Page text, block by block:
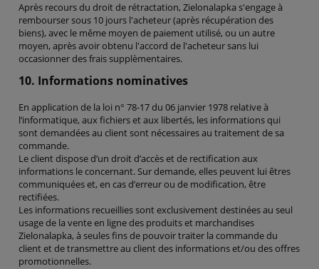
Après recours du droit de rétractation, Zielonalapka s'engage à
rembourser sous 10 jours l'acheteur (après récupération des
biens), avec le même moyen de paiement utilisé, ou un autre
moyen, après avoir obtenu l'accord de l'acheteur sans lui
occasionner des frais supplèmentaires.
10. Informations nominatives
En application de la loi n° 78-17 du 06 janvier 1978 relative à
l’informatique, aux fichiers et aux libertés, les informations qui
sont demandées au client sont nécessaires au traitement de sa
commande.
Le client dispose d’un droit d’accès et de rectification aux
informations le concernant. Sur demande, elles peuvent lui êtres
communiquées et, en cas d’erreur ou de modification, être
rectifiées.
Les informations recueillies sont exclusivement destinées au seul
usage de la vente en ligne des produits et marchandises
Zielonalapka, à seules fins de pouvoir traiter la commande du
client et de transmettre au client des informations et/ou des offres
promotionnelles.